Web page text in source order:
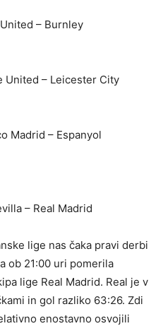
– Burnley
United – Leicester City
Madrid – Espanyol
– Real Madrid
lige nas čaka pravi derbi
ob 21:00 uri pomerila
lige Real Madrid. Real je v
in gol razliko 63:26. Zdi
enostavno osvojili